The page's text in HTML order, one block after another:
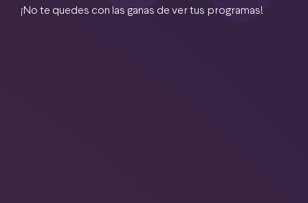
¡No te quedes con las ganas de ver tus programas!